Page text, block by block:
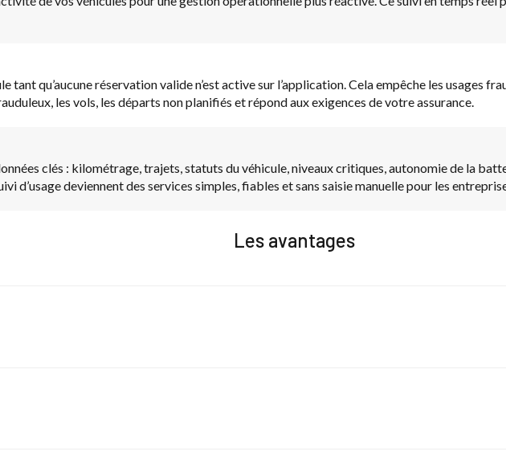
tant qu’aucune réservation valide n’est active sur l’application. Cela empêche les usages
les vols, les départs non planifiés et répond aux exigences de votre assurance.
clés : kilométrage, trajets, statuts du véhicule, niveaux critiques, autonomie de la
d’usage deviennent des services simples, fiables et sans saisie manuelle pour les
Les avantages